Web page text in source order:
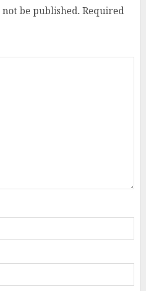
be published. Required